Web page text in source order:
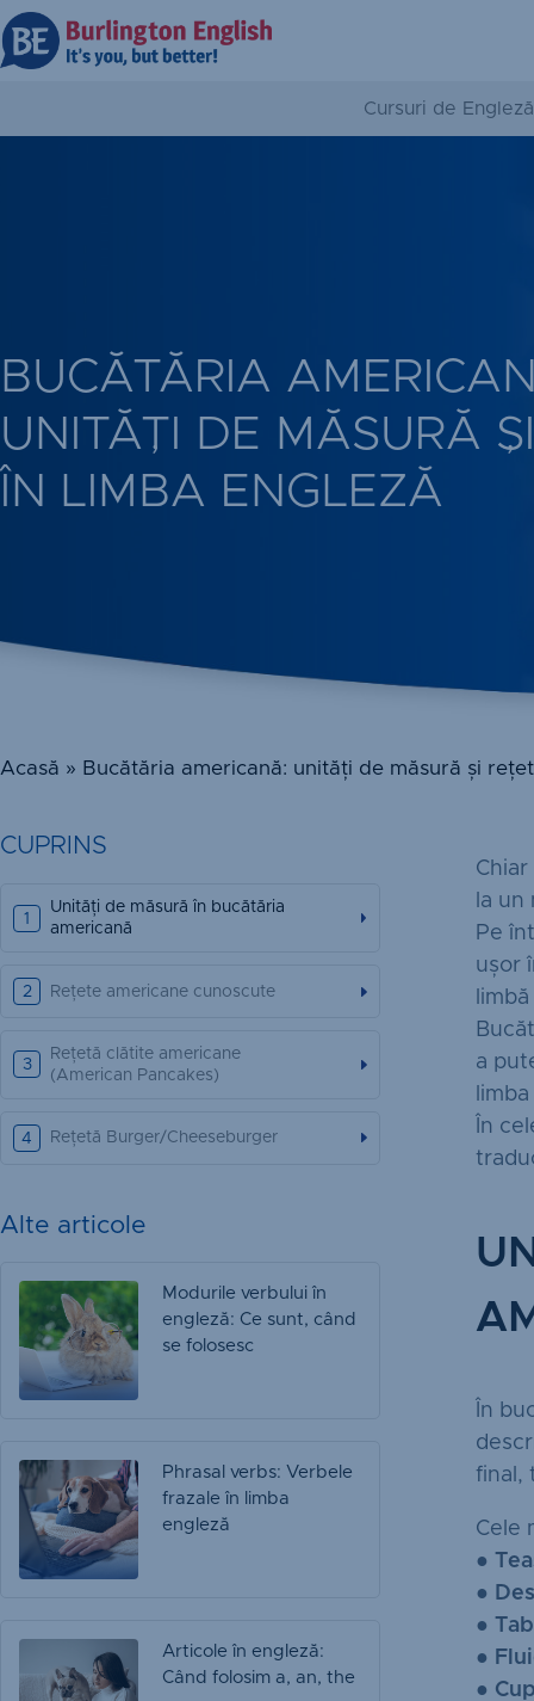
Cursuri de Engleză
BUCĂTĂRIA
UNITĂȚI DE MĂSURĂ
ÎN LIMBA ENGLEZĂ
Acasă » Bucătăria americană: unități de măsură și
CUPRINS
Unități de măsură în bucătăria
americană
Rețete americane cunoscute
Rețetă clătite americane
(American Pancakes)
Rețetă Burger/Cheeseburger
Alte articole
Modurile verbului în
engleză: Ce sunt, când
se folosesc
Phrasal verbs: Verbele
frazale în limba
engleză
Articole în engleză:
Când folosim a, an, the
la
Pe
ușor
a
În
În
final,
Cele
●
●
●
●
● Cup